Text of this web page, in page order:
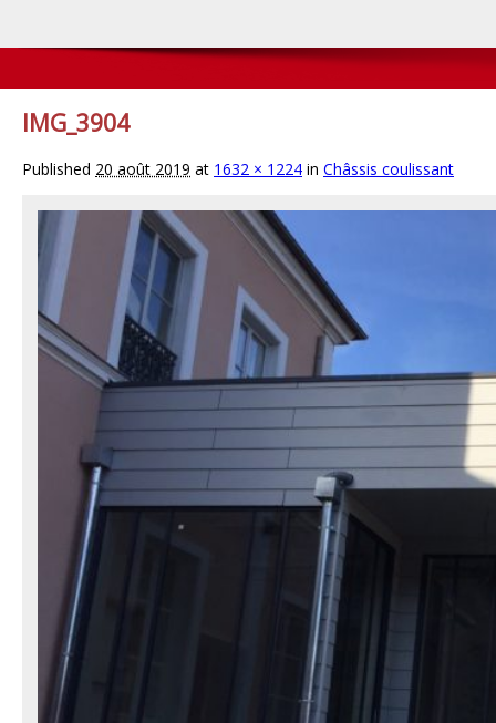
IMG_3904
Published 20 août 2019 at 1632 × 1224 in Châssis coulissant